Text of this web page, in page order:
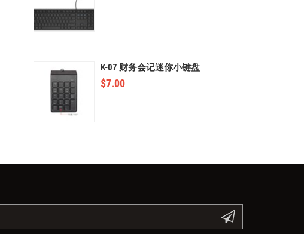
K-07 财务会记迷你小键盘
$7.00